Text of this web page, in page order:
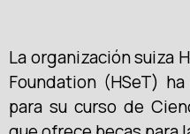
La organización suiza
Foundation (HSeT)
para su curso de